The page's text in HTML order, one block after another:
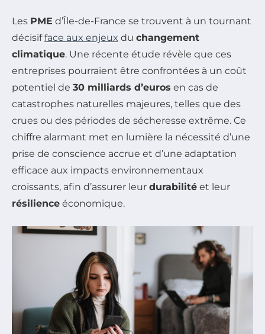
Les PME d’Île-de-France se trouvent à un tournant
décisifface aux enjeux du changement
climatique. Une récente étude révèle que ces
entreprises pourraient être confrontées à un coût
potentiel de 30 milliards d’euros en cas de
catastrophes naturelles majeures, telles que des
crues ou des périodes de sécheresse extrême. Ce
chiffre alarmant met en lumière la nécessité d’une
prise de conscience accrue et d’une adaptation
efficace aux impacts environnementaux
croissants, afin d’assurer leur durabilité et leur
résilience économique.